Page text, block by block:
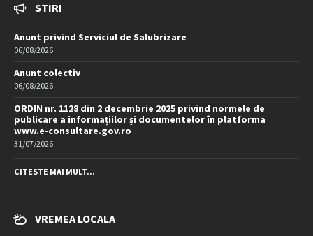
STIRI
Anunt privind Serviciul de Salubrizare
06/08/2026
Anunt colectiv
06/08/2026
ORDIN nr. 1128 din 2 decembrie 2025 privind normele de
publicare a informațiilor și documentelor în platforma
www.e-consultare.gov.ro
31/07/2026
CITESTE MAI MULT...
VREMEA LOCALA